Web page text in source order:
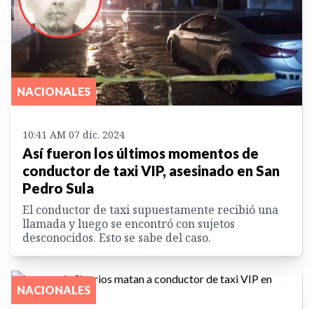
NACIONALES
10:41 AM 07 dic. 2024
Así fueron los últimos momentos de
conductor de taxi VIP, asesinado en San
Pedro Sula
El conductor de taxi supuestamente recibió una
llamada y luego se encontró con sujetos
desconocidos. Esto se sabe del caso.
NACIONALES